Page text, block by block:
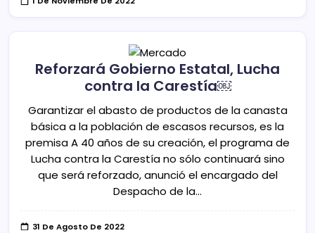
Reforzará Gobierno Estatal, Lucha
contra la Carestía￼
Garantizar el abasto de productos de la canasta
básica a la población de escasos recursos, es la
premisa A 40 años de su creación, el programa de
Lucha contra la Carestía no sólo continuará sino
que será reforzado, anunció el encargado del
Despacho de la…
31 De Agosto De 2022